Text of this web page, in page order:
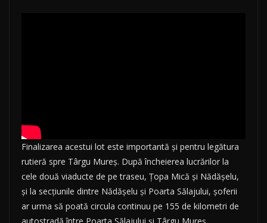
Finalizarea acestui lot este importantă și pentru legătura
rutieră spre Târgu Mureș. După încheierea lucrărilor la
cele două viaducte de pe traseu, Țopa Mică și Nădășelu,
și la secțiunile dintre Nădășelu și Poarta Sălajului, șoferii
ar urma să poată circula continuu pe 155 de kilometri de